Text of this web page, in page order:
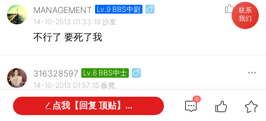
联系
我们
MANAGEMENT
Lv.9 BBS中尉
14-10-2013 01:33:19 沙发
不行了 要死了我
316328597
Lv.6 BBS中士
14-10-2013 01:57:15 板凳
6
点我【回复 顶贴】...